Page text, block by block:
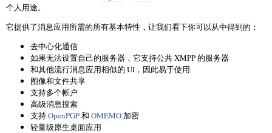
个人用途。
它提供了消息应用所需的所有基本特性，让我们看下你可以从中得到的：
去中心化通信
如果无法设置自己的服务器，它支持公共 XMPP 的服务器
和其他流行消息应用相似的 UI，因此易于使用
图像和文件共享
支持多个帐户
高级消息搜索
支持OpenPGP和 OMEMO 加密
轻量级原生桌面应用